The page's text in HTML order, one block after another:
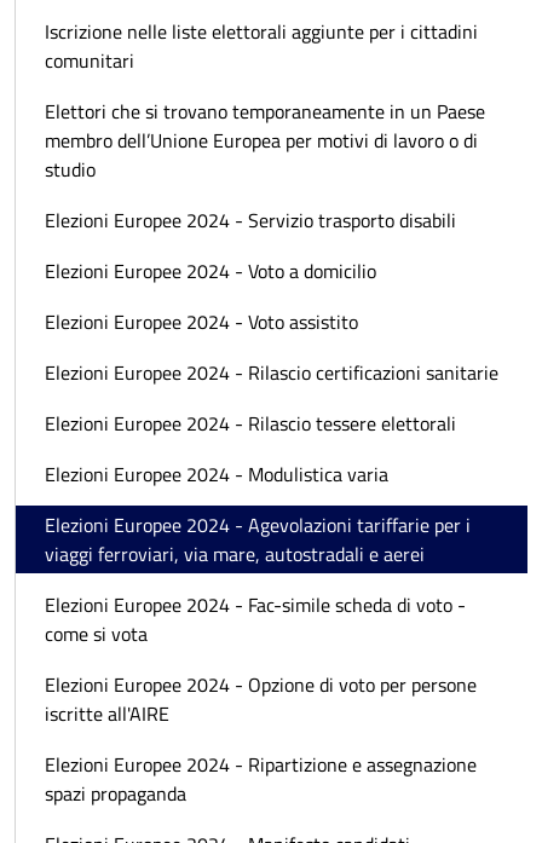
Iscrizione nelle liste elettorali aggiunte per i cittadini
comunitari
Elettori che si trovano temporaneamente in un Paese
membro dell’Unione Europea per motivi di lavoro o di
studio
Elezioni Europee 2024 - Servizio trasporto disabili
Elezioni Europee 2024 - Voto a domicilio
Elezioni Europee 2024 - Voto assistito
Elezioni Europee 2024 - Rilascio certificazioni sanitarie
Elezioni Europee 2024 - Rilascio tessere elettorali
Elezioni Europee 2024 - Modulistica varia
Elezioni Europee 2024 - Agevolazioni tariffarie per i
viaggi ferroviari, via mare, autostradali e aerei
Elezioni Europee 2024 - Fac-simile scheda di voto -
come si vota
Elezioni Europee 2024 - Opzione di voto per persone
iscritte all'AIRE
Elezioni Europee 2024 - Ripartizione e assegnazione
spazi propaganda